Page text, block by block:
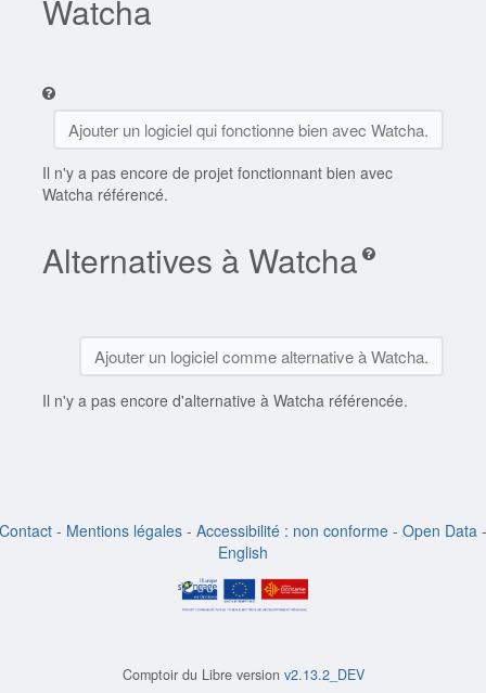
Watcha
Ajouter un logiciel qui fonctionne bien avec Watcha.
Il n'y a pas encore de projet fonctionnant bien avec
Watcha référencé.
Alternatives à Watcha
Ajouter un logiciel comme alternative à Watcha.
Il n'y a pas encore d'alternative à Watcha référencée.
Contact - Mentions légales - Accessibilité : non conforme - Open Data -
English
Comptoir du Libre version v2.13.2_DEV